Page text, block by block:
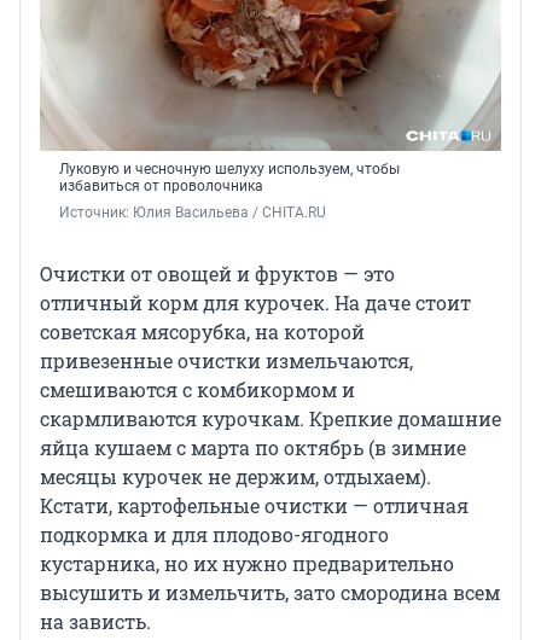
Луковую и чесночную шелуху используем, чтобы
избавиться от проволочника
Источник: Юлия Васильева / CHITA.RU
Очистки от овощей и фруктов — это
отличный корм для курочек. На даче стоит
советская мясорубка, на которой
привезенные очистки измельчаются,
смешиваются с комбикормом и
скармливаются курочкам. Крепкие домашние
яйца кушаем с марта по октябрь (в зимние
месяцы курочек не держим, отдыхаем).
Кстати, картофельные очистки — отличная
подкормка и для плодово-ягодного
кустарника, но их нужно предварительно
высушить и измельчить, зато смородина всем
на зависть.